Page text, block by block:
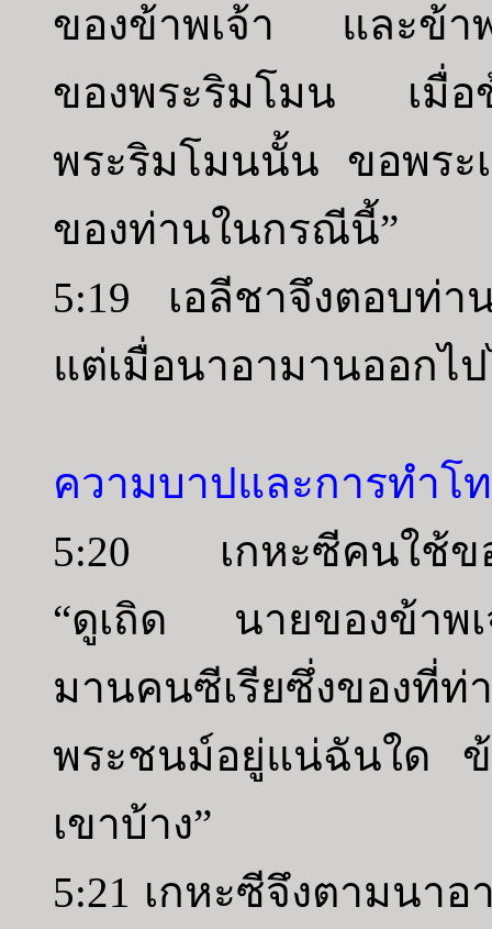
ของข้าพเจ้า และข้าพ
ของพระริมโมน เมื่อข้
พระริมโมนนั้น ขอพระ
ของท่านในกรณีนี้”
5:19 เอลีชาจึงตอบท่า
แต่เมื่อนาอามานออกไ
ความบาปและการทำโ
5:20 เกหะซีคนใช้ขอ
“ดูเถิด นายของข้าพเ
มานคนซีเรียซึ่งของที่
พระชนม์อยู่แน่ฉันใด ข้
เขาบ้าง”
5:21 เกหะซีจึงตามนา